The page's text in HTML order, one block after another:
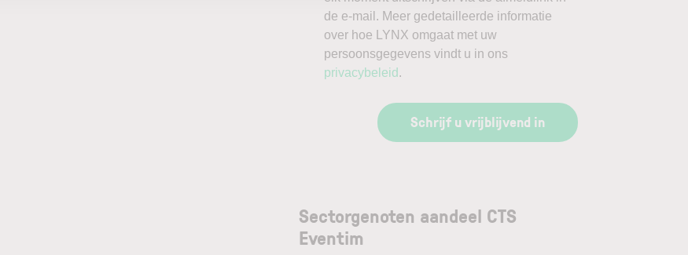
de e-mail. Meer gedetailleerde informatie
over hoe LYNX omgaat met uw
persoonsgegevens vindt u in ons
privacybeleid .
Schrijf u vrijblijvend in
Sectorgenoten aandeel CTS
Eventim